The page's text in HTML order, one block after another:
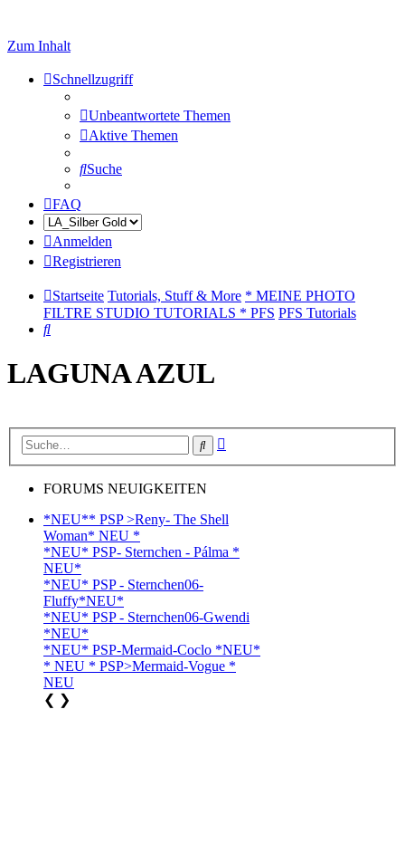
Zum Inhalt
Schnellzugriff
Unbeantwortete Themen
Aktive Themen
Suche
FAQ
Anmelden
Registrieren
Startseite Tutorials, Stuff & More * MEINE PHOTO
FILTRE STUDIO TUTORIALS * PFS PFS Tutorials
Suche
LAGUNA AZUL
Suche
FORUMS NEUIGKEITEN
*NEU** PSP >Reny- The Shell
Woman* NEU *
*NEU* PSP- Sternchen - Pálma *
NEU*
*NEU* PSP - Sternchen06-
Fluffy*NEU*
*NEU* PSP - Sternchen06-Gwendi
*NEU*
*NEU* PSP-Mermaid-Coclo *NEU*
* NEU * PSP>Mermaid-Vogue *
NEU
❮ ❯